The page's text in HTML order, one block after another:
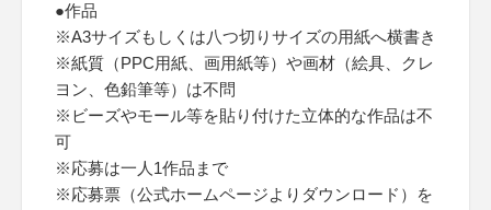
●作品
※A3サイズもしくは八つ切りサイズの用紙へ横書き
※紙質（PPC用紙、画用紙等）や画材（絵具、クレ
ヨン、色鉛筆等）は不問
※ビーズやモール等を貼り付けた立体的な作品は不
可
※応募は一人1作品まで
※応募票（公式ホームページよりダウンロード）を